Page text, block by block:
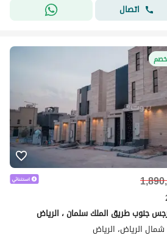
اتصال
جنوب طريق الملك سلمان ، الرياض